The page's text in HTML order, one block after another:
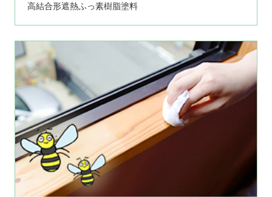
高結合形遮熱ふっ素樹脂塗料